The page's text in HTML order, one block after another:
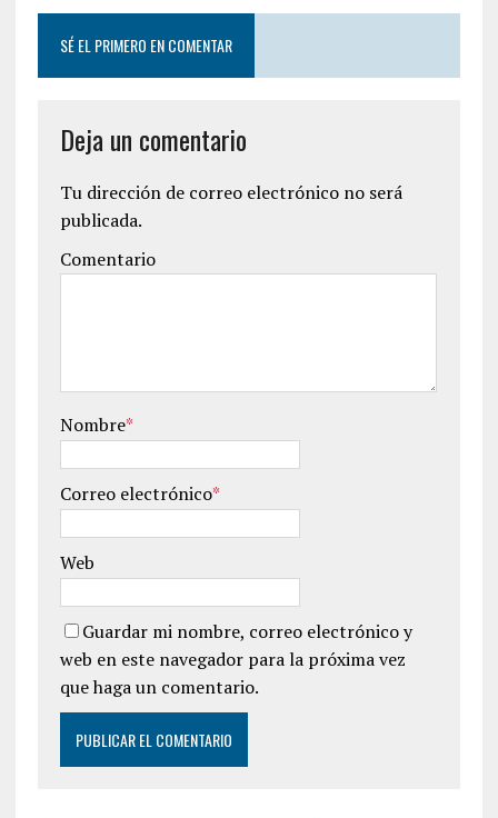
SÉ EL PRIMERO EN COMENTAR
Deja un comentario
Tu dirección de correo electrónico no será
publicada.
Comentario
Nombre*
Correo electrónico*
Web
Guardar mi nombre, correo electrónico y
web en este navegador para la próxima vez
que haga un comentario.